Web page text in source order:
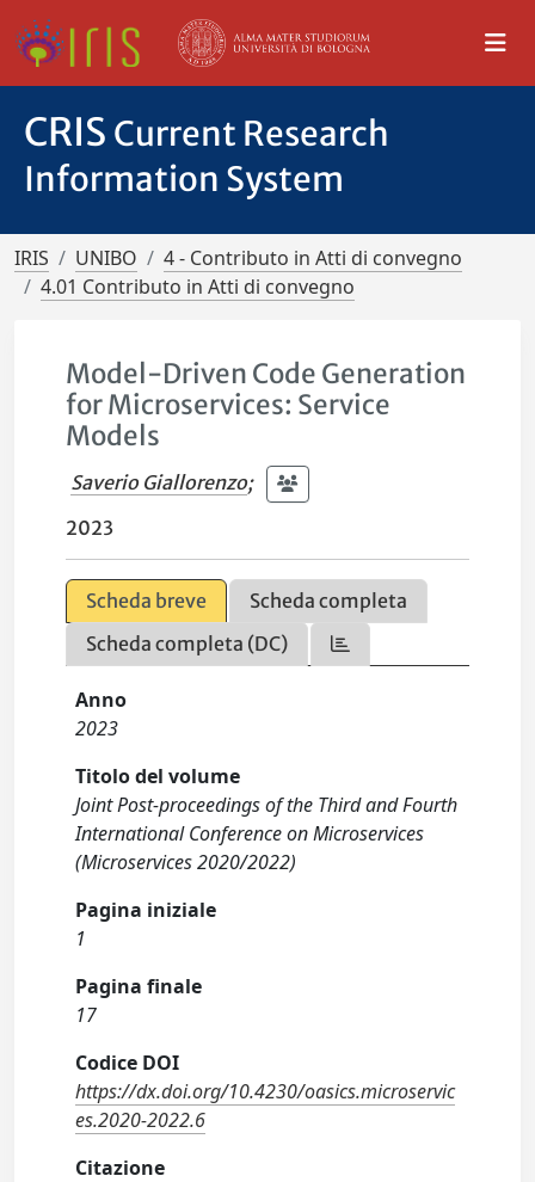
CRIS Current Research
Information System
IRIS UNIBO
4 - Contributo in Atti di convegno
4.01 Contributo in Atti di convegno
Model-Driven Code Generation
for Microservices: Service
Models
Saverio Giallorenzo;
2023
Scheda breve
Scheda completa
Scheda completa (DC)
Anno
2023
Titolo del volume
Joint Post-proceedings of the Third and Fourth
International Conference on Microservices
(Microservices 2020/2022)
Pagina iniziale
1
Pagina finale
17
Codice DOI
https://dx.doi.org/10.4230/oasics.microservic
es.2020-2022.6
Citazione